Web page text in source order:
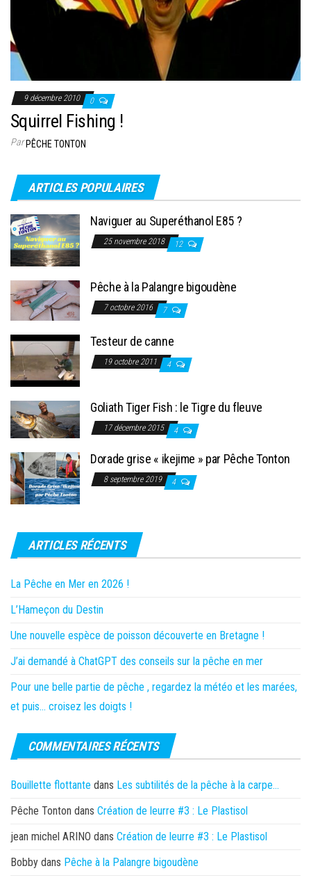
9 décembre 2010 0
Squirrel Fishing !
ParPÊCHE TONTON
ARTICLES POPULAIRES
Naviguer au Superéthanol E85 ?
25 novembre 2018 12
Pêche à la Palangre bigoudène
7 octobre 2016 7
Testeur de canne
19 octobre 2011 4
Goliath Tiger Fish : le Tigre du fleuve
17 décembre 2015 4
Dorade grise « ikejime » par Pêche Tonton
8 septembre 2019 4
ARTICLES RÉCENTS
La Pêche en Mer en 2026 !
L’Hameçon du Destin
Une nouvelle espèce de poisson découverte en Bretagne !
J’ai demandé à ChatGPT des conseils sur la pêche en mer
Pour une belle partie de pêche , regardez la météo et les marées,
et puis… croisez les doigts !
COMMENTAIRES RÉCENTS
Bouillette flottante dans Les subtilités de la pêche à la carpe…
Pêche Tonton dans Création de leurre #3 : Le Plastisol
jean michel ARINO dans Création de leurre #3 : Le Plastisol
Bobby dans Pêche à la Palangre bigoudène